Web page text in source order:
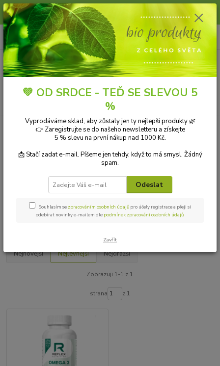
Slunce, koupání a horko dávají vlasům zabrat. Dopřejte jim šetrnou péči s
přírodní vlasovou kosmetikou.
Menu
CZK
+420 606 912 887
9-18:00 hod.
0 ks
za 0,00 Kč
VÝBĚR PODLE ZNAČEK Reflex Nutrition
Reflex Nutrition
Reflex Nutrition je renomovaná britská značka doplňků stravy
zaměřená na kvalitu, účinnost a inovace. Nabízí široké portfolio
produktů pro podporu zdraví, vitality i aktivního životního stylu.
Nejnovější Nejlevnější Nejdražší
Zobrazuji 1-1 z 1
strana z 1
💚 OD SRDCE - TEĎ SE SLEVOU 5
%
Vyprodáváme sklad, aby zůstaly jen ty nejlepší produkty 🌿
👉 Zaregistrujte se do našeho newsletteru a získejte
5 % slevu na první nákup nad 1000 Kč.
📩 Stačí zadat e-mail. Píšeme jen tehdy, když to má smysl. Žádný
spam.
Odeslat
Souhlasím se zpracováním osobních údajů pro účely registrace a přeji si
odebírat novinky e-mailem dle podmínek zpracování osobních údajů.
Zavřít